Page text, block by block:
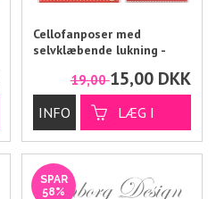
Cellofanposer med
selvklæbende lukning -
19,0015,00 DKK
SPAR
58%